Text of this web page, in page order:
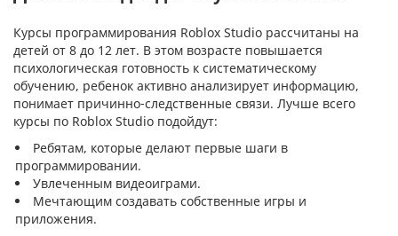
Курсы программирования Roblox Studio рассчитаны на
детей от 8 до 12 лет. В этом возрасте повышается
психологическая готовность к систематическому
обучению, ребенок активно анализирует информацию,
понимает причинно-следственные связи. Лучше всего
курсы по Roblox Studio подойдут:
Ребятам, которые делают первые шаги в
программировании.
Увлеченным видеоиграми.
Мечтающим создавать собственные игры и
приложения.